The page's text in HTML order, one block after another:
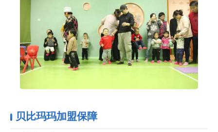
贝比玛玛加盟保障